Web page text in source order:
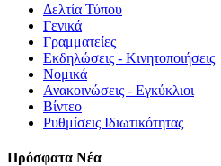
Δελτία Τύπου
Γενικά
Γραμματείες
Εκδηλώσεις - Κινητοποιήσεις
Νομικά
Ανακοινώσεις - Εγκύκλιοι
Βίντεο
Ρυθμίσεις Ιδιωτικότητας
Πρόσφατα Νέα